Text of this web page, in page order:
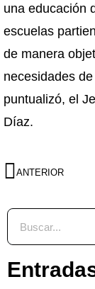
una educación
escuelas
de manera
necesidades
puntualizó, el
Díaz.
ANTERIOR